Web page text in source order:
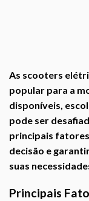
As scooters
popular para a
disponíveis,
pode ser
principais
decisão e
suas
Principais